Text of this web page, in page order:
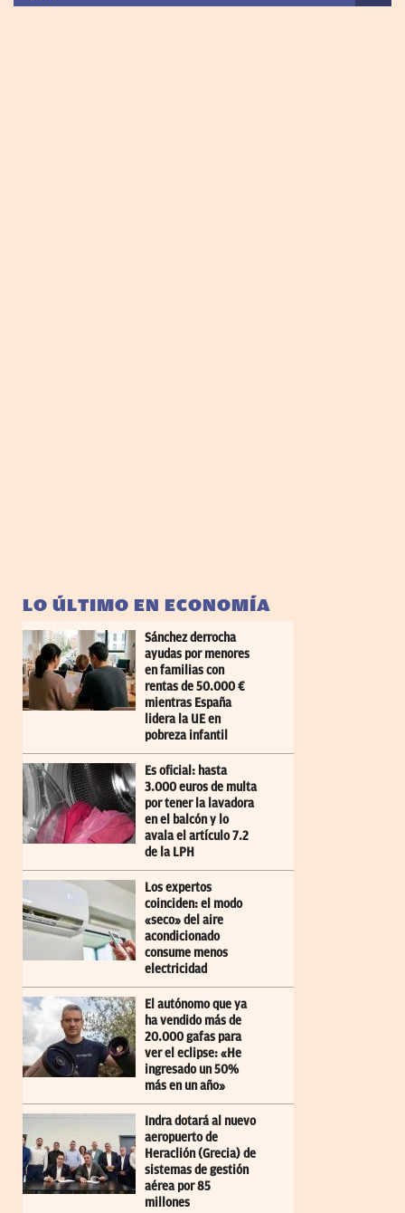
LO ÚLTIMO EN ECONOMÍA
Sánchez derrocha
ayudas por menores
en familias con
rentas de 50.000 €
mientras España
lidera la UE en
pobreza infantil
Es oficial: hasta
3.000 euros de multa
por tener la lavadora
en el balcón y lo
avala el artículo 7.2
de la LPH
Los expertos
coinciden: el modo
«seco» del aire
acondicionado
consume menos
electricidad
El autónomo que ya
ha vendido más de
20.000 gafas para
ver el eclipse: «He
ingresado un 50%
más en un año»
Indra dotará al nuevo
aeropuerto de
Heraclión (Grecia) de
sistemas de gestión
aérea por 85
millones